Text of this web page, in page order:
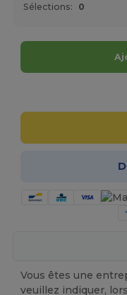
Sélections: 0
Vous êtes une
veuillez indiquer,